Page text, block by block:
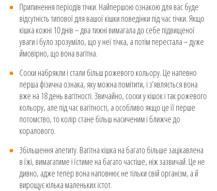
Припинення періодів тічки. Найпершою ознакою для вас буде
відсутність типової для вашої кішки поведінки під час тічки. Якщо
кішка кожні 10 днів – два тижні вимагала до себе підвищеної
уваги і було зрозуміло, що у неї тічка, а потім перестала – дуже
ймовірно, що вона вагітна.
Соски набрякли і стали більш рожевого кольору. Це напевно
перша фізична ознака, яку можна помітити, і з’являється вона
вже на 18 день вагітності. Звичайно, соски у кішок і так рожевого
кольору, але під час вагітності, а особливо якщо це її перше
потомство, то колір стане більш насиченим і ближче до
коралового.
Збільшення апетиту. Вагітна кішка на багато більше зацікавлена
в їжі, вимагатиме і їстиме на багато частіше, ніж зазвичай. Це не
дивно, адже тепер вона наповнює не тільки свій організм, а й
вирощує кілька маленьких істот.